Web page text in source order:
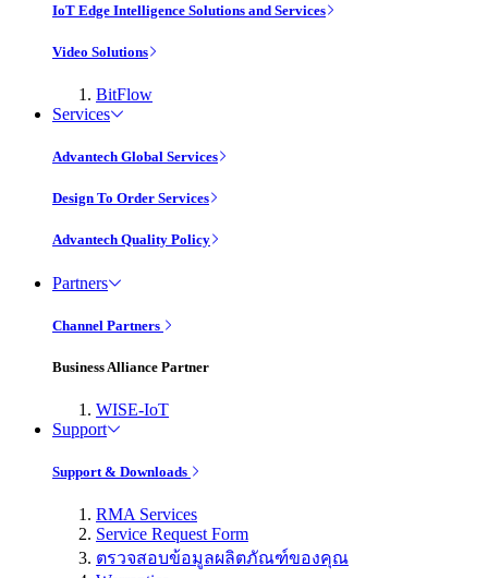
IoT Edge Intelligence Solutions and Services
Video Solutions
BitFlow
Services
Advantech Global Services
Design To Order Services
Advantech Quality Policy
Partners
Channel Partners
Business Alliance Partner
WISE-IoT
Support
Support & Downloads
RMA Services
Service Request Form
ตรวจสอบข้อมูลผลิตภัณฑ์ของคุณ